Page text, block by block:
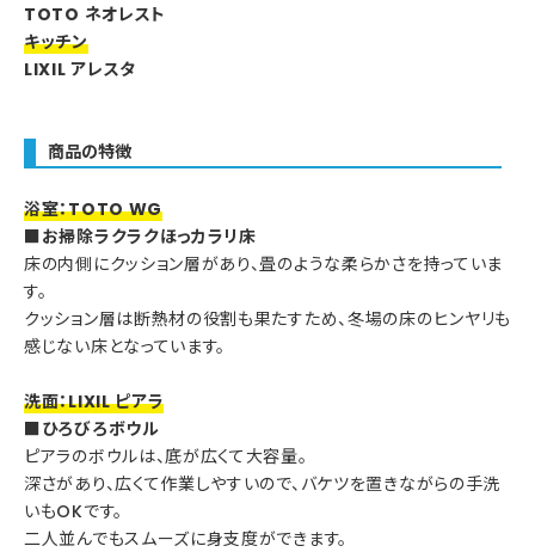
TOTO ネオレスト
キッチン
LIXIL アレスタ
商品の特徴
浴室：TOTO WG
■お掃除ラクラクほっカラリ床
床の内側にクッション層があり、畳のような柔らかさを持っていま
す。
クッション層は断熱材の役割も果たすため、冬場の床のヒンヤリも
感じない床となっています。
洗面：LIXIL ピアラ
■ひろびろボウル
ピアラのボウルは、底が広くて大容量。
深さがあり、広くて作業しやすいので、バケツを置きながらの手洗
いもOKです。
二人並んでもスムーズに身支度ができます。